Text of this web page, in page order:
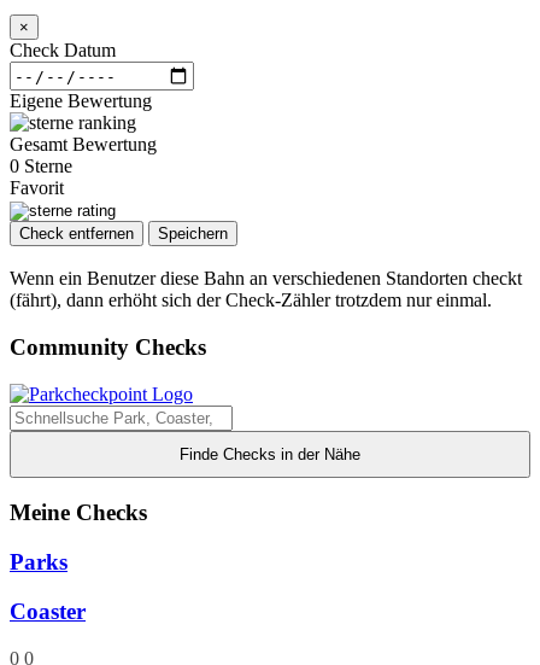
×
Check Datum
Eigene Bewertung
Gesamt Bewertung
0 Sterne
Favorit
Check entfernen Speichern
Wenn ein Benutzer diese Bahn an verschiedenen Standorten checkt
(fährt), dann erhöht sich der Check-Zähler trotzdem nur einmal.
Community Checks
Finde Checks in der Nähe
Meine Checks
Parks
Coaster
0 0